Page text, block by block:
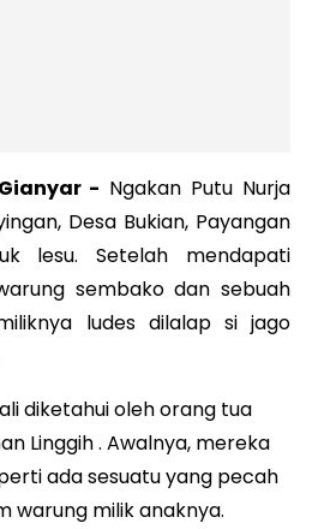
- Ngakan Putu Nurja
Desa Bukian, Payangan
lesu. Setelah mendapati
sembako dan sebuah
ludes dilalap si jago
diketahui oleh orang tua
Linggih . Awalnya, mereka
ada sesuatu yang pecah
warung milik anaknya.